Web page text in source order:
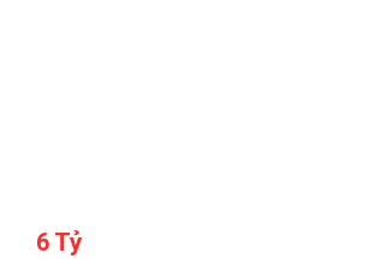
6 Tỷ